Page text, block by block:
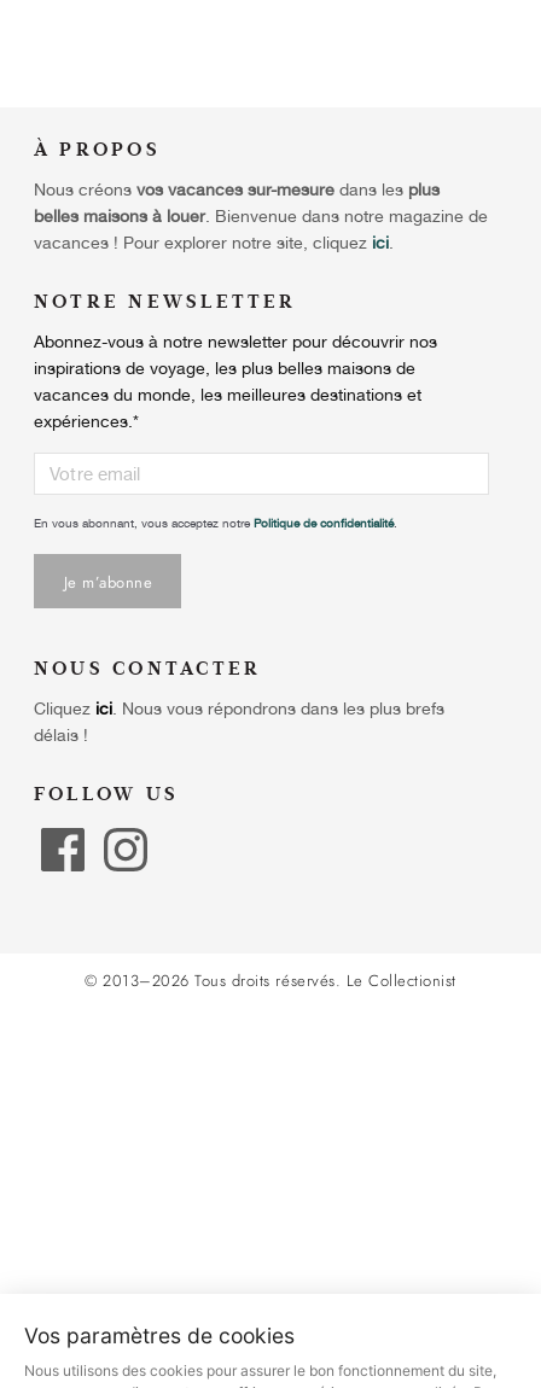
Vos paramètres de cookies
Nous utilisons des cookies pour assurer le bon fonctionnement du site,
À PROPOS
Nous créons vos vacances sur-mesure dans les plus
belles maisons à louer. Bienvenue dans notre magazine de
vacances ! Pour explorer notre site, cliquez ici
NOTRE NEWSLETTER
Abonnez-vous à notre newsletter pour découvrir nos
inspirations de voyage, les plus belles maisons de
vacances du monde, les meilleures destinations et
expériences. *
En vous abonnant, vous acceptez notre Politique de confidentialité.
NOUS CONTACTER
Cliquez ici Nous vous répondrons dans les plus brefs
délais !
FOLLOW US
© 2013–2026 Tous droits réservés. Le Collectionist